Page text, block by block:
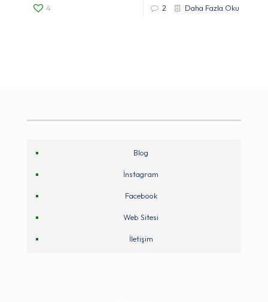
4 2 Daha Fazla Oku
Blog
İnstagram
Facebook
Web Sitesi
İletişim